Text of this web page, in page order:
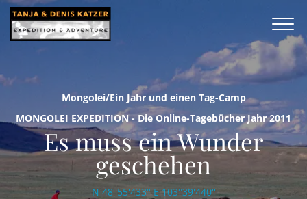
Mongolei/Ein Jahr und einen Tag-Camp
MONGOLEI EXPEDITION - Die Online-Tagebücher Jahr 2011
Es muss ein Wunder
geschehen
N 48°55'433'' E 103°39'440''